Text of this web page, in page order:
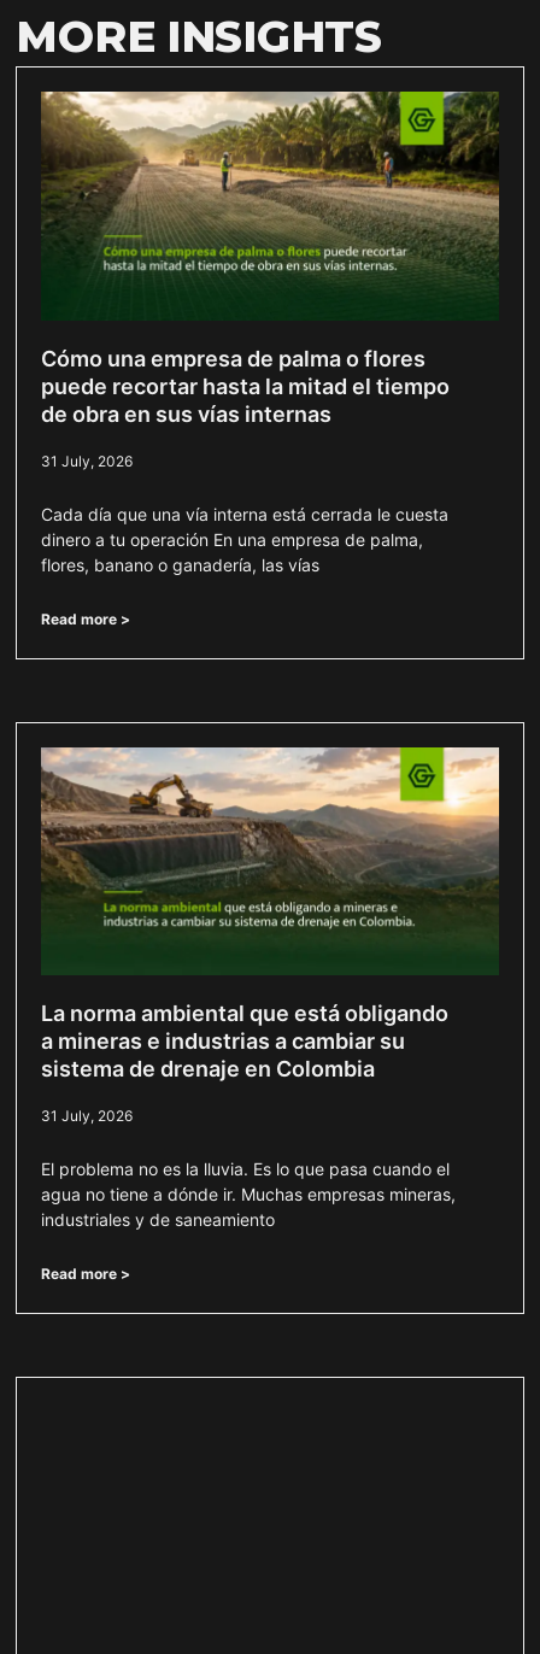
MORE INSIGHTS
Cómo una empresa de palma o flores
puede recortar hasta la mitad el tiempo
de obra en sus vías internas
31 July, 2026
Cada día que una vía interna está cerrada le cuesta
dinero a tu operación En una empresa de palma,
flores, banano o ganadería, las vías
Read more >
La norma ambiental que está obligando
a mineras e industrias a cambiar su
sistema de drenaje en Colombia
31 July, 2026
El problema no es la lluvia. Es lo que pasa cuando el
agua no tiene a dónde ir. Muchas empresas mineras,
industriales y de saneamiento
Read more >